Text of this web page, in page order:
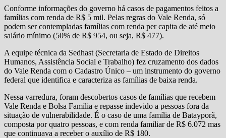
Conforme informações do governo há casos de pagamentos feitos a
famílias com renda de R$ 5 mil. Pelas regras do Vale Renda, só
podem ser contempladas famílias com renda per capita de até meio
salário mínimo (50% de R$ 954, ou seja, R$ 477).
A equipe técnica da Sedhast (Secretaria de Estado de Direitos
Humanos, Assistência Social e Trabalho) fez cruzamento dos dados
do Vale Renda com o Cadastro Único – um instrumento do governo
federal que identifica e caracteriza as famílias de baixa renda.
Nessa varredura, foram descobertos casos de famílias que recebem
Vale Renda e Bolsa Família e repasse indevido a pessoas fora da
situação de vulnerabilidade. É o caso de uma família de Batayporã,
composta por quatro pessoas, e com renda familiar de R$ 6.072 mas
que continuava a receber o auxílio de R$ 180.